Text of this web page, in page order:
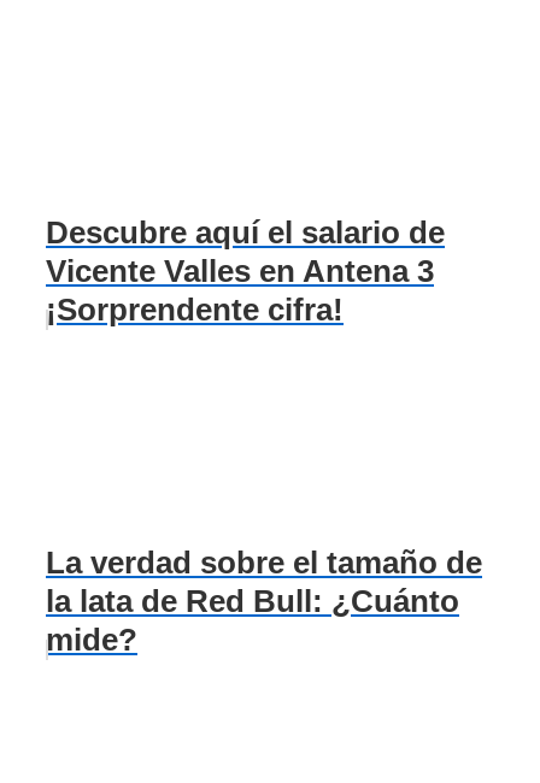
Descubre aquí el salario de
Vicente Valles en Antena 3
¡Sorprendente cifra!
La verdad sobre el tamaño de
la lata de Red Bull: ¿Cuánto
mide?